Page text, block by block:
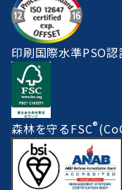
印刷国際水準PSO
森林を守るFSC®